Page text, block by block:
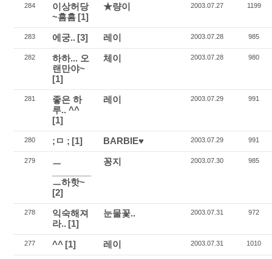
284
이상허당
~흠흠 [1]
★량이 2003.07.27 1199
283 에궁.. [3] 레이 2003.07.28 985
282
하하... 오
랜만야~
[1]
체이 2003.07.28 980
281
좋은 하
루.. ^^
[1]
레이 2003.07.29 991
280 ;ㅁ ; [1] BARBIE♥ 2003.07.29 991
279
ㅡ
ㅡ하핫~
[2]
꽁지 2003.07.30 985
278
익숙해져
라.. [1]
눈물꽃.. 2003.07.31 972
277 ^^ [1] 레이 2003.07.31 1010